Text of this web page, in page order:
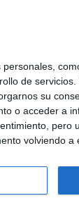
de servicios.
su
o acceder a
volviendo
Política
los